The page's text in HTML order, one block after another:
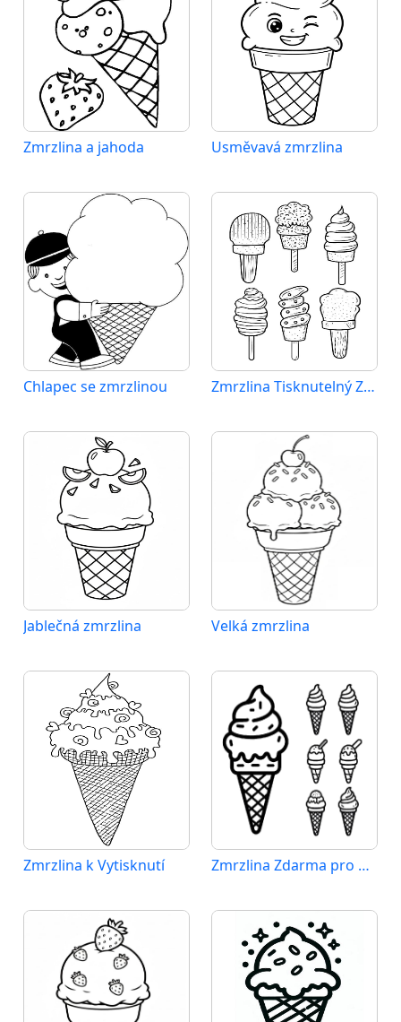
Zmrzlina a jahoda Usměvavá zmrzlina
Chlapec se zmrzlinou Zmrzlina Tisknutelný Zdarma
Jablečná zmrzlina Velká zmrzlina
Zmrzlina k Vytisknutí Zmrzlina Zdarma pro Děti